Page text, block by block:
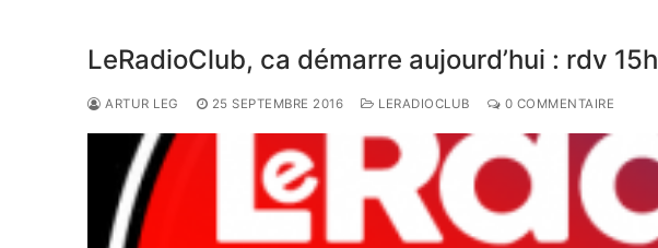
LeRadioClub, ca démarre aujourd’hui : rdv 15h
ARTUR LEG 25 SEPTEMBRE 2016 LERADIOCLUB 0 COMMENTAIRE